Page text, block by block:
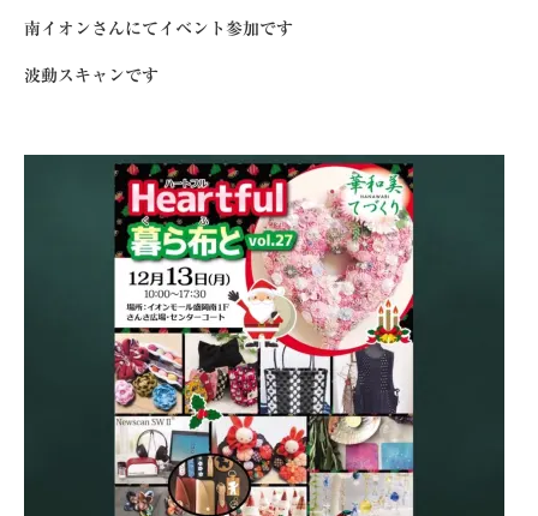
南イオンさんにてイベント参加です
波動スキャンです